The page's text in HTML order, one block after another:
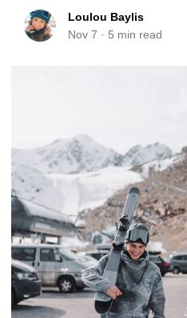
Loulou Baylis
Nov 7 · 5 min read